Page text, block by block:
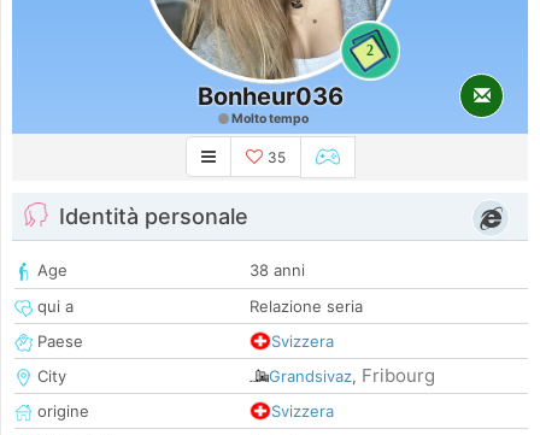
2
Bonheur036
Molto tempo
35
Identità personale
Age
38 anni
qui a
Relazione seria
Paese
Svizzera
City
Grandsivaz, Fribourg
origine
Svizzera